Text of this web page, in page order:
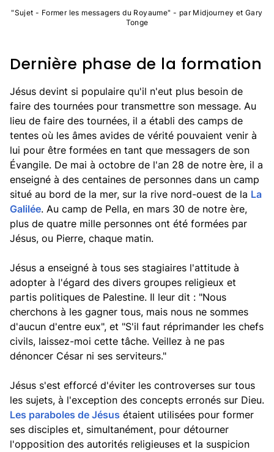
"Sujet - Former les messagers du Royaume" - par Midjourney et Gary
Tonge
Dernière phase de la formation
Jésus devint si populaire qu'il n'eut plus besoin de
faire des tournées pour transmettre son message. Au
lieu de faire des tournées, il a établi des camps de
tentes où les âmes avides de vérité pouvaient venir à
lui pour être formées en tant que messagers de son
Évangile. De mai à octobre de l'an 28 de notre ère, il a
enseigné à des centaines de personnes dans un camp
situé au bord de la mer, sur la rive nord-ouest de la La
Galilée. Au camp de Pella, en mars 30 de notre ère,
plus de quatre mille personnes ont été formées par
Jésus, ou Pierre, chaque matin.
Jésus a enseigné à tous ses stagiaires l'attitude à
adopter à l'égard des divers groupes religieux et
partis politiques de Palestine. Il leur dit : "Nous
cherchons à les gagner tous, mais nous ne sommes
d'aucun d'entre eux", et "S'il faut réprimander les chefs
civils, laissez-moi cette tâche. Veillez à ne pas
dénoncer César ni ses serviteurs."
Jésus s'est efforcé d'éviter les controverses sur tous
les sujets, à l'exception des concepts erronés sur Dieu.
Les paraboles de Jésus étaient utilisées pour former
ses disciples et, simultanément, pour détourner
l'opposition des autorités religieuses et la suspicion